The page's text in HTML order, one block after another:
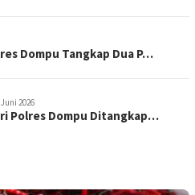
Dompu Tangkap Dua P…
Juni 2026
Polres Dompu Ditangkap…